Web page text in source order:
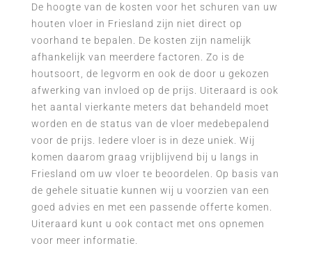
De hoogte van de kosten voor het schuren van uw
houten vloer in Friesland zijn niet direct op
voorhand te bepalen. De kosten zijn namelijk
afhankelijk van meerdere factoren. Zo is de
houtsoort, de legvorm en ook de door u gekozen
afwerking van invloed op de prijs. Uiteraard is ook
het aantal vierkante meters dat behandeld moet
worden en de status van de vloer medebepalend
voor de prijs. Iedere vloer is in deze uniek. Wij
komen daarom graag vrijblijvend bij u langs in
Friesland om uw vloer te beoordelen. Op basis van
de gehele situatie kunnen wij u voorzien van een
goed advies en met een passende offerte komen.
Uiteraard kunt u ook contact met ons opnemen
voor meer informatie.